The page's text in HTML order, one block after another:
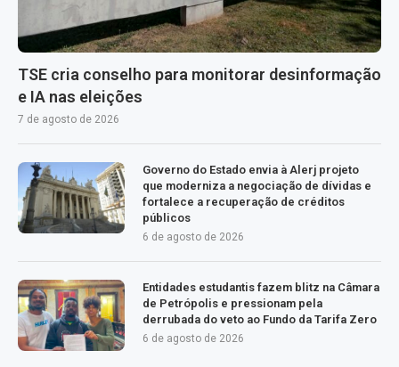
TSE cria conselho para monitorar desinformação
e IA nas eleições
7 de agosto de 2026
Governo do Estado envia à Alerj projeto
que moderniza a negociação de dívidas e
fortalece a recuperação de créditos
públicos
6 de agosto de 2026
Entidades estudantis fazem blitz na Câmara
de Petrópolis e pressionam pela
derrubada do veto ao Fundo da Tarifa Zero
6 de agosto de 2026